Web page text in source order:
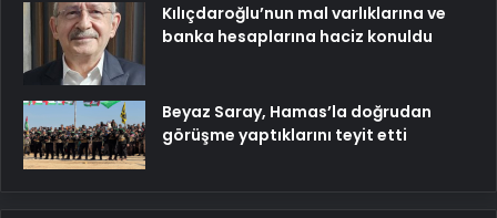
Kılıçdaroğlu’nun mal varlıklarına ve
banka hesaplarına haciz konuldu
Beyaz Saray, Hamas’la doğrudan
görüşme yaptıklarını teyit etti